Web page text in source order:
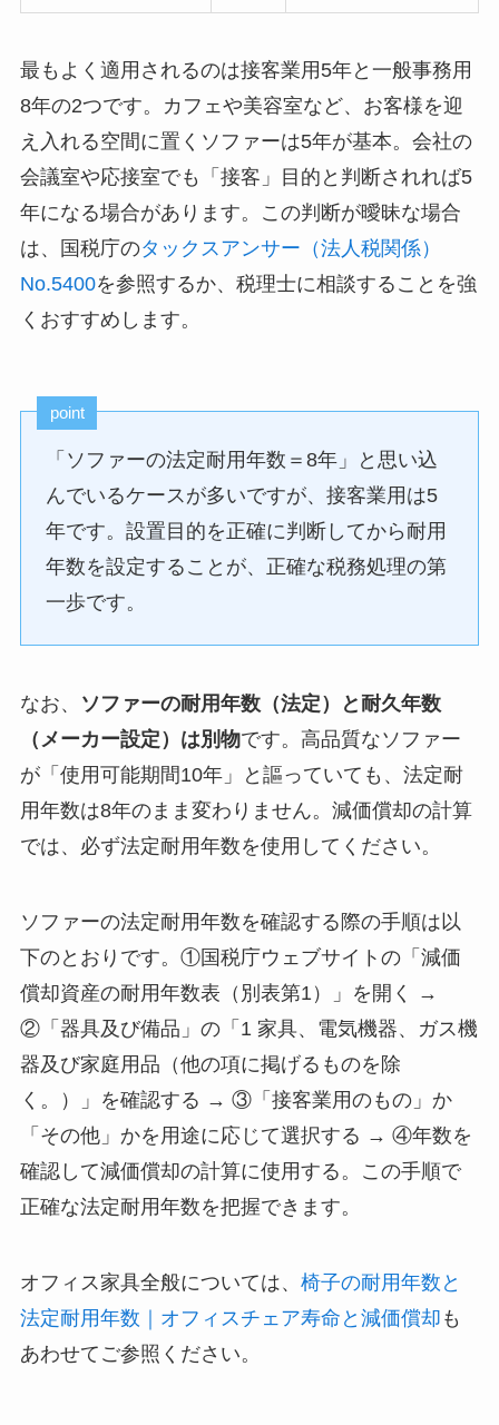
最もよく適用されるのは接客業用5年と 一般事務用
8年の2つです。カフェや美容室など、お客様を迎
え入れる空間に置くソファーは5年が基本。会社の
会議室や応接室でも「接客」目的と判断されれば5
年になる場合があります。この判断が曖昧な場合
は、国税庁のタックスアンサー（法人税関係）
No.5400を参照するか、税理士に相談することを強
くおすすめします。
point
「ソファーの法定耐用年数＝8年」と思い込
んでいるケースが多いですが、接客業用は5
年です。設置目的を正確に判断してから耐用
年数を設定することが、正確な税務処理の第
一歩です。
なお、
ソファーの耐用年数（法定）と耐久年数
（メーカー設定）は別物です。高品質なソファー
が「使用可能期間10年」と謳っていても、法定耐
用年数は8年のまま変わりません。減価償却の計算
では、必ず法定耐用年数を使用してください。
ソファーの法定耐用年数を確認する際の手順は以
下のとおりです。①国税庁ウェブサイトの「減価
償却資産の耐用年数表（別表第1）」を開く →
②「器具及び備品」の「1 家具、電気機器、ガス機
器及び家庭用品（他の項に掲げるものを除
く。）」を確認する → ③「接客業用のもの」か
「その他」かを用途に応じて選択する → ④年数を
確認して減価償却の計算に使用する。この手順で
正確な法定耐用年数を把握できます。
オフィス家具全般については、 椅子の耐用年数と
法定耐用年数｜オフィスチェア寿命と減価償却 も
あわせてご参照ください。